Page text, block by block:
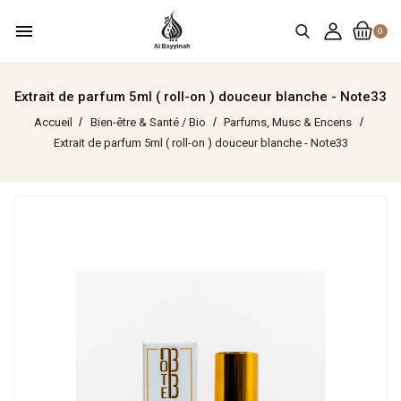
0
menu
Extrait de parfum 5ml ( roll-on ) douceur blanche - Note33
Accueil Bien-être & Santé / Bio
Parfums, Musc & Encens
Extrait de parfum 5ml ( roll-on ) douceur blanche - Note33